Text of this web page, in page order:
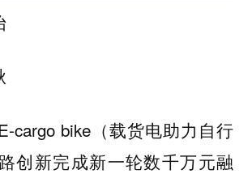
cargo bike（载货电助力自行
创新完成新一轮数千万元融